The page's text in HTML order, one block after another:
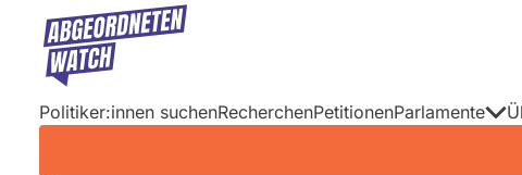
Direkt
Inhalt
Politiker:innen suchenRecherchenPetitionenParlamente